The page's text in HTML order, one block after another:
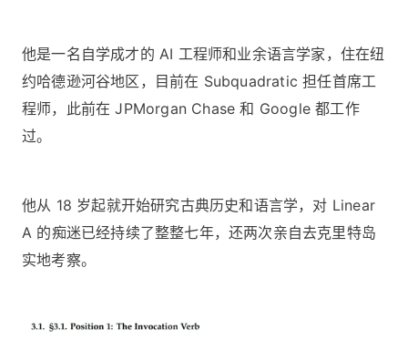
他是一名自学成才的 AI 工程师和业余语言学家，住在纽
约哈德逊河谷地区，目前在 Subquadratic 担任首席工
程师，此前在 JPMorgan Chase 和 Google 都工作
过。
他从 18 岁起就开始研究古典历史和语言学，对 Linear
A 的痴迷已经持续了整整七年，还两次亲自去克里特岛
实地考察。